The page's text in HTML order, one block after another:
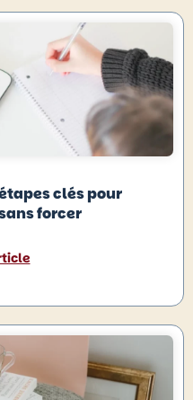
clés pour
forcer